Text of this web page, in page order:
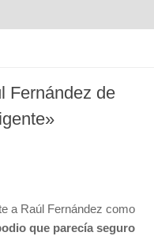
Fernández de
a Raúl Fernández como
que parecía seguro